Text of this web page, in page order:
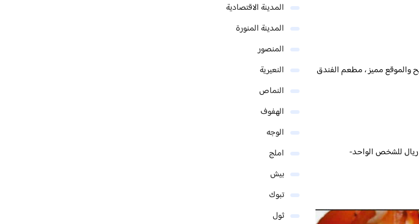
والموقع مميز ، مطعم الفندق
المدينة الاقتصادية
المدينة المنورة
المنصور
النعيرية
النماص
الهفوف
الوجه
املج
بيش
تبوك
ثول